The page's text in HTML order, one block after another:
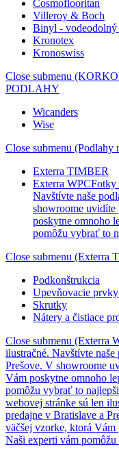
Cosmoflooritan
Villeroy & Boch
Binyl - vodeodolný
Kronotex
Kronoswiss
Close submenu
PODLAHY
Wicanders
Wise
Close submenu (Podlahy
Exterra TIMBER
Exterra WPCFotky
Navštívte naše
showroome uvidíte
poskytne omnoho
pomôžu vybrať to
Close submenu (Exterra
Podkonštrukcia
Upevňovacie prvky
Skrutky
Nátery a čistiace
Close submenu (Exterra
ilustračné. Navštívte
Prešove. V showroome
Vám poskytne omnoho
pomôžu vybrať to
webovej stránke sú len
predajne v Bratislave a
väčšej vzorke, ktorá
Naši experti vám